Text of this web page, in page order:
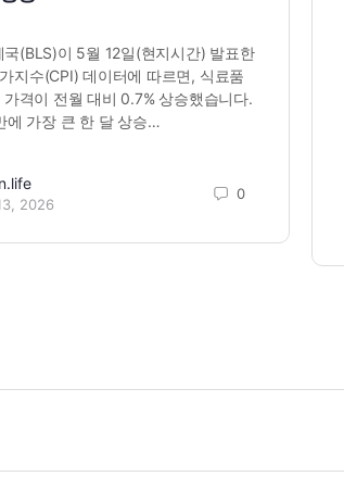
국(BLS)이 5월 12일(현지시간) 발표한
지수(CPI) 데이터에 따르면, 식료품
격이 전월 대비 0.7% 상승했습니다.
에 가장 큰 한 달 상승…
2026
0